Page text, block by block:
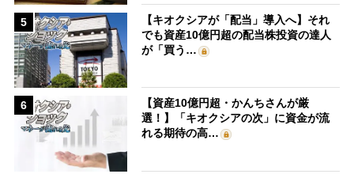
5
【キオクシアが「配当」導入へ】それ
でも資産10億円超の配当株投資の達人
が「買う…
6
【資産10億円超・かんちさんが厳
選！】「キオクシアの次」に資金が流
れる期待の高…